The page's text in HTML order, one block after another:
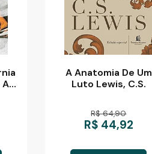
A
A Anatomia De Um
Luto Lewis, C.S.
R$ 64,90
R$ 44,92